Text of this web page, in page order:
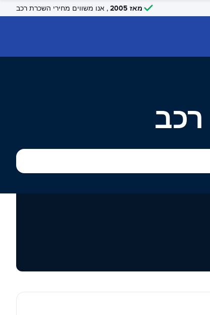
מאז 2005 , אנו משווים מחירי השכרת רכב